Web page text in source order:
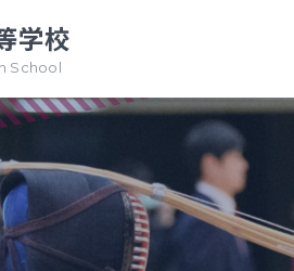
学校
School
ジ
中学校
ジ
高等学校